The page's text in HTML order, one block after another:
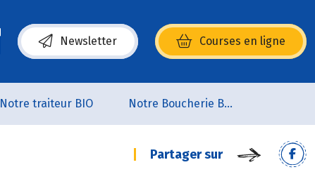
Newsletter Courses en ligne
(s’ouvre dans une nouvelle fenêtre)
Notre traiteur BIO Notre Boucherie BIO
Partager sur